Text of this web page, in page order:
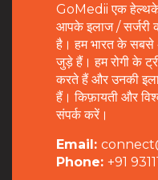
GoMedii एक
आपके इलाज / सर्जरी
है। हम भारत के सबसे
जुड़े हैं। हम रोगी के
करते हैं और उनकी
हैं। किफ़ायती और
संपर्क करें।
Email:
Phone: +91